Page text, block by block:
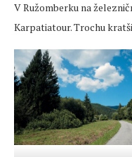
V Ružomberku na
Karpatiatour. Trochu